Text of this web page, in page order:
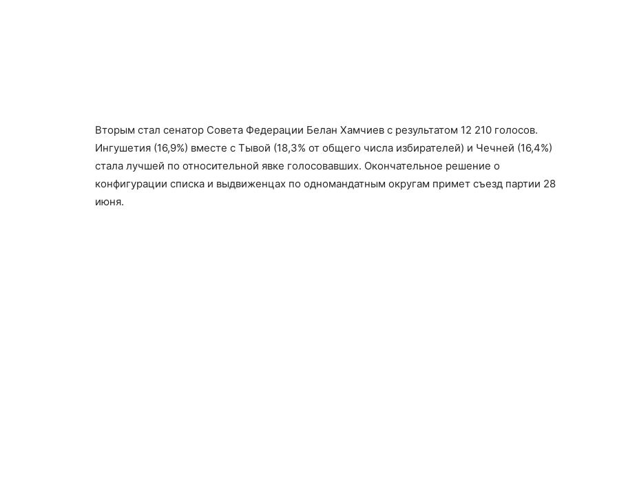
Вторым стал сенатор Совета Федерации Белан Хамчиев с результатом 12 210 голосов.
Ингушетия (16,9%) вместе с Тывой (18,3% от общего числа избирателей) и Чечней (16,4%)
стала лучшей по относительной явке голосовавших. Окончательное решение о
конфигурации списка и выдвиженцах по одномандатным округам примет съезд партии 28
июня.